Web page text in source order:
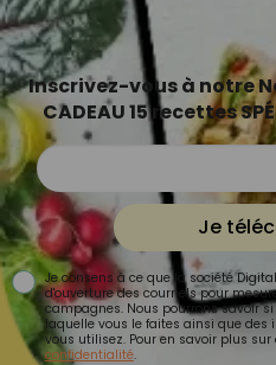
Inscrivez-vous à notre
CADEAU 15 recettes
Je
Je consens à ce que la société
d'ouverture des courriels pour
campagnes. Nous pourrons savoir
laquelle vous le faites ainsi que
vous utilisez. Pour en savoir plus
confidentialité.